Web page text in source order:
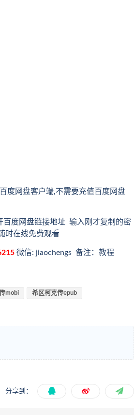
度网盘客户端,不需要充值百度网盘
百度网盘链接地址 输入刚才复制的密
时在线免费观看
微信: jiaochengs 备注：教程
mobi 希区柯克传epub
分享到：